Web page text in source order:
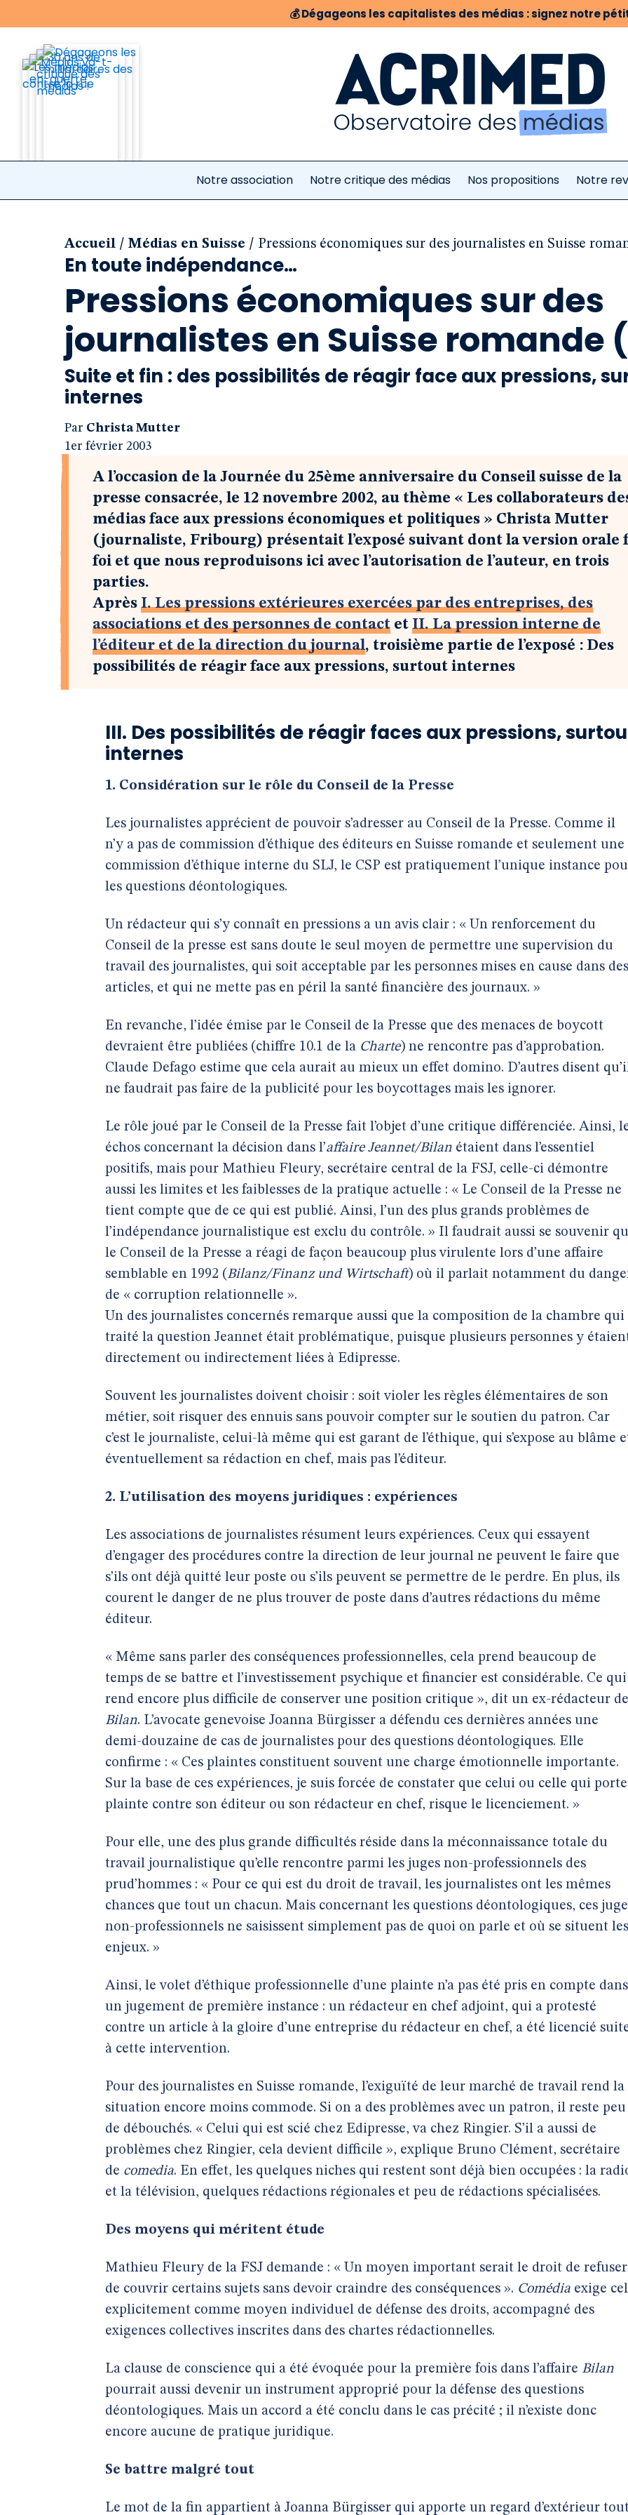
💰Dégageons les capitalistes des médias : signez notre
Notre association Notre critique des médias Nos propositions Notre
Accueil / Médias en Suisse / Pressions économiques sur des journalistes en Suisse
En toute indépendance…
Pressions économiques sur des
journalistes en Suisse romande
Suite et fin : des possibilités de réagir face aux pressions,
internes
Par Christa Mutter
1er février 2003
A l’occasion de la Journée du 25ème anniversaire du Conseil suisse de la
presse consacrée, le 12 novembre 2002, au thème « Les collaborateurs
médias face aux pressions économiques et politiques » Christa Mutter
(journaliste, Fribourg) présentait l’exposé suivant dont la version orale
foi et que nous reproduisons ici avec l’autorisation de l’auteur, en trois
parties.
Après I. Les pressions extérieures exercées par des entreprises, des
associations et des personnes de contact et II. La pression interne de
l’éditeur et de la direction du journal, troisième partie de l’exposé : Des
possibilités de réagir face aux pressions, surtout internes
III. Des possibilités de réagir faces aux pressions,
internes
1. Considération sur le rôle du Conseil de la Presse
Les journalistes apprécient de pouvoir s’adresser au Conseil de la Presse. Comme il
n’y a pas de commission d’éthique des éditeurs en Suisse romande et seulement une
commission d’éthique interne du SLJ, le CSP est pratiquement l’unique instance
les questions déontologiques.
Un rédacteur qui s’y connaît en pressions a un avis clair : « Un renforcement du
Conseil de la presse est sans doute le seul moyen de permettre une supervision du
travail des journalistes, qui soit acceptable par les personnes mises en cause dans des
articles, et qui ne mette pas en péril la santé financière des journaux. »
En revanche, l’idée émise par le Conseil de la Presse que des menaces de boycott
devraient être publiées (chiffre 10.1 de la Charte) ne rencontre pas d’approbation.
Claude Defago estime que cela aurait au mieux un effet domino. D’autres disent
ne faudrait pas faire de la publicité pour les boycottages mais les ignorer.
Le rôle joué par le Conseil de la Presse fait l’objet d’une critique différenciée. Ainsi,
échos concernant la décision dans l’affaire Jeannet/Bilan étaient dans l’essentiel
positifs, mais pour Mathieu Fleury, secrétaire central de la FSJ, celle-ci démontre
aussi les limites et les faiblesses de la pratique actuelle : « Le Conseil de la Presse ne
tient compte que de ce qui est publié. Ainsi, l’un des plus grands problèmes de
l’indépendance journalistique est exclu du contrôle. » Il faudrait aussi se souvenir
le Conseil de la Presse a réagi de façon beaucoup plus virulente lors d’une affaire
semblable en 1992 (Bilanz/Finanz und Wirtschaft) où il parlait notamment du
de « corruption relationnelle ».
Un des journalistes concernés remarque aussi que la composition de la chambre qui
traité la question Jeannet était problématique, puisque plusieurs personnes y
directement ou indirectement liées à Edipresse.
Souvent les journalistes doivent choisir : soit violer les règles élémentaires de son
métier, soit risquer des ennuis sans pouvoir compter sur le soutien du patron. Car
c’est le journaliste, celui-là même qui est garant de l’éthique, qui s’expose au blâme
éventuellement sa rédaction en chef, mais pas l’éditeur.
2. L’utilisation des moyens juridiques : expériences
Les associations de journalistes résument leurs expériences. Ceux qui essayent
d’engager des procédures contre la direction de leur journal ne peuvent le faire que
s’ils ont déjà quitté leur poste ou s’ils peuvent se permettre de le perdre. En plus, ils
courent le danger de ne plus trouver de poste dans d’autres rédactions du même
éditeur.
« Même sans parler des conséquences professionnelles, cela prend beaucoup de
temps de se battre et l’investissement psychique et financier est considérable. Ce qui
rend encore plus difficile de conserver une position critique », dit un ex-rédacteur de
Bilan. L’avocate genevoise Joanna Bürgisser a défendu ces dernières années une
demi-douzaine de cas de journalistes pour des questions déontologiques. Elle
confirme : « Ces plaintes constituent souvent une charge émotionnelle importante.
Sur la base de ces expériences, je suis forcée de constater que celui ou celle qui porte
plainte contre son éditeur ou son rédacteur en chef, risque le licenciement. »
Pour elle, une des plus grande difficultés réside dans la méconnaissance totale du
travail journalistique qu’elle rencontre parmi les juges non-professionnels des
prud’hommes : « Pour ce qui est du droit de travail, les journalistes ont les mêmes
chances que tout un chacun. Mais concernant les questions déontologiques, ces
non-professionnels ne saisissent simplement pas de quoi on parle et où se situent les
enjeux. »
Ainsi, le volet d’éthique professionnelle d’une plainte n’a pas été pris en compte dans
un jugement de première instance : un rédacteur en chef adjoint, qui a protesté
contre un article à la gloire d’une entreprise du rédacteur en chef, a été licencié
à cette intervention.
Pour des journalistes en Suisse romande, l’exiguïté de leur marché de travail rend la
situation encore moins commode. Si on a des problèmes avec un patron, il reste peu
de débouchés. « Celui qui est scié chez Edipresse, va chez Ringier. S’il a aussi de
problèmes chez Ringier, cela devient difficile », explique Bruno Clément, secrétaire
de comedia. En effet, les quelques niches qui restent sont déjà bien occupées : la
et la télévision, quelques rédactions régionales et peu de rédactions spécialisées.
Des moyens qui méritent étude
Mathieu Fleury de la FSJ demande : « Un moyen important serait le droit de refuser
de couvrir certains sujets sans devoir craindre des conséquences ». Comédia exige
explicitement comme moyen individuel de défense des droits, accompagné des
exigences collectives inscrites dans des chartes rédactionnelles.
La clause de conscience qui a été évoquée pour la première fois dans l’affaire Bilan
pourrait aussi devenir un instrument approprié pour la défense des questions
déontologiques. Mais un accord a été conclu dans le cas précité ; il n’existe donc
encore aucune de pratique juridique.
Se battre malgré tout
Le mot de la fin appartient à Joanna Bürgisser qui apporte un regard d’extérieur